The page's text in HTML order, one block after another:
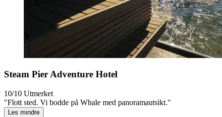
Steam Pier Adventure Hotel
10/10 Utmerket
"Flott sted. Vi bodde på Whale med panoramautsikt."
Les mindre